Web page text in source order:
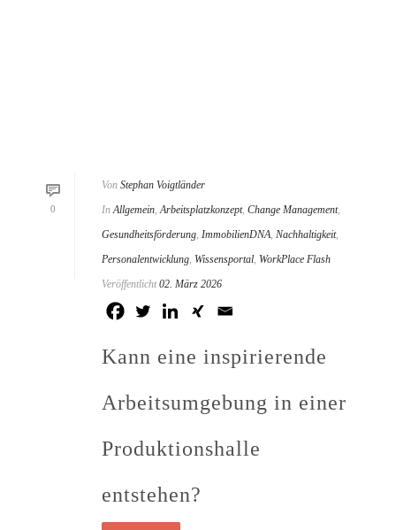
0
Von Stephan Voigtländer
In Allgemein,Arbeitsplatzkonzept, Change Management,
Gesundheitsförderung, ImmobilienDNA, Nachhaltigkeit,
Personalentwicklung, Wissensportal, WorkPlace Flash
Veröffentlicht 02. März 2026
Kann eine inspirierende
Arbeitsumgebung in einer
Produktionshalle
entstehen?